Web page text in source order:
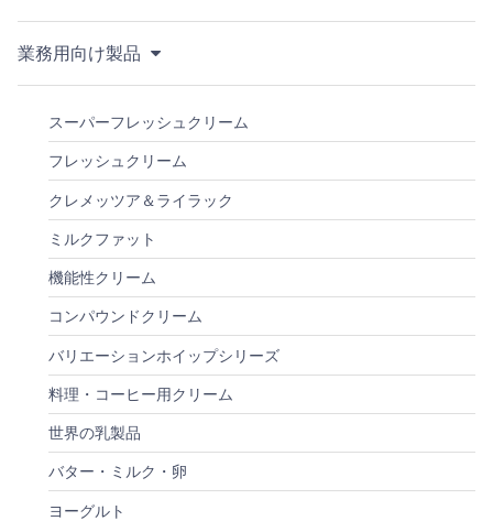
業務用向け製品
スーパーフレッシュクリーム
フレッシュクリーム
クレメッツア＆ライラック
ミルクファット
機能性クリーム
コンパウンドクリーム
バリエーションホイップシリーズ
料理・コーヒー用クリーム
世界の乳製品
バター・ミルク・卵
ヨーグルト